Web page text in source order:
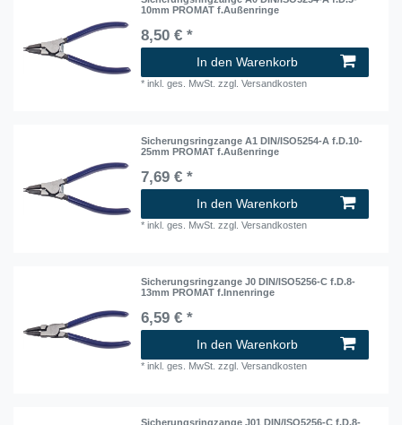
10mm PROMAT f.Außenringe
8,50 € *
In den Warenkorb
*inkl. ges. MwSt. zzgl.Versandkosten
Sicherungsringzange A1 DIN/ISO5254-A f.D.10-
25mm PROMAT f.Außenringe
7,69 € *
In den Warenkorb
*inkl. ges. MwSt. zzgl.Versandkosten
Sicherungsringzange J0 DIN/ISO5256-C f.D.8-
13mm PROMAT f.Innenringe
6,59 € *
In den Warenkorb
*inkl. ges. MwSt. zzgl.Versandkosten
Sicherungsringzange J01 DIN/ISO5256-C f.D.8-